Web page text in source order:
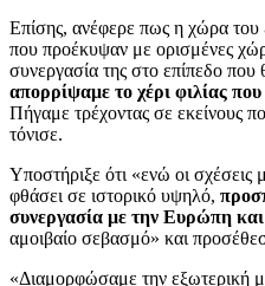
Επίσης, ανέφερε πως η χώρα του
που προέκυψαν με ορισμένες
συνεργασία της στο επίπεδο που
απορρίψαμε το χέρι φιλίας
Πήγαμε τρέχοντας σε εκείνους
τόνισε.
Υποστήριξε ότι «ενώ οι
φθάσει σε ιστορικό υψηλό,
συνεργασία με την Ευρώπη
αμοιβαίο σεβασμό» και
«Διαμορφώσαμε την εξωτερική